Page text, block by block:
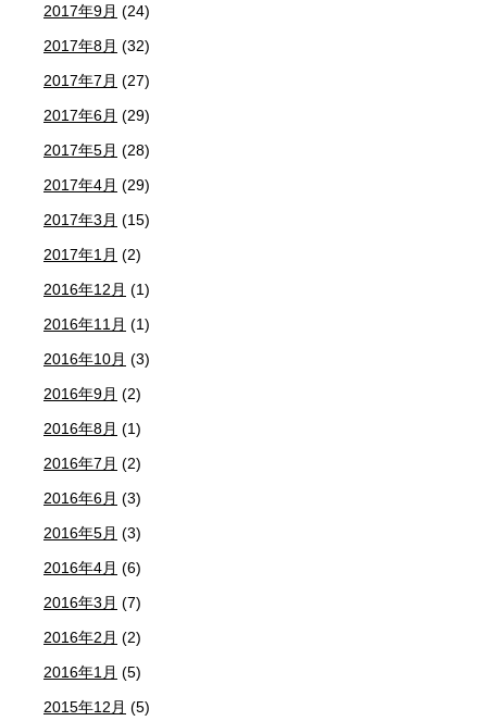
2017年9月 (24)
2017年8月 (32)
2017年7月 (27)
2017年6月 (29)
2017年5月 (28)
2017年4月 (29)
2017年3月 (15)
2017年1月 (2)
2016年12月 (1)
2016年11月 (1)
2016年10月 (3)
2016年9月 (2)
2016年8月 (1)
2016年7月 (2)
2016年6月 (3)
2016年5月 (3)
2016年4月 (6)
2016年3月 (7)
2016年2月 (2)
2016年1月 (5)
2015年12月 (5)